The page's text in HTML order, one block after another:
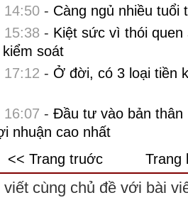
14:50- Càng ngủ nhiều tuổi
15:38 - Kiệt sức vì thói
soát
17:12 - Ở đời, có 3 loại tiền
16:07 - Đầu tư vào bản thân
nhuận cao nhất
<< Trang truớc
Trang
cùng chủ đề với bài